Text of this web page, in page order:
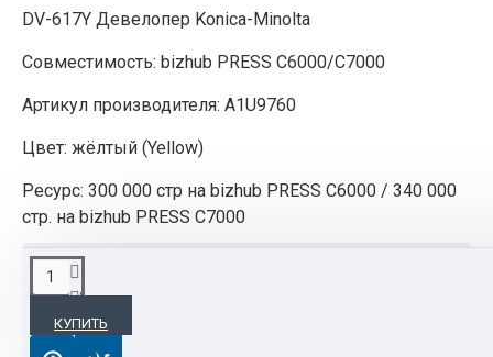
DV-617Y Девелопер Konica-Minolta
Совместимость: bizhub PRESS C6000/С7000
Артикул производителя: A1U9760
Цвет: жёлтый (Yellow)
Ресурс: 300 000 стр на bizhub PRESS C6000 / 340 000
стр. на bizhub PRESS C7000
КУПИТЬ
ОПИСАНИЕ
A1U9760 DV617Y Developer Yellow (Enhanced)